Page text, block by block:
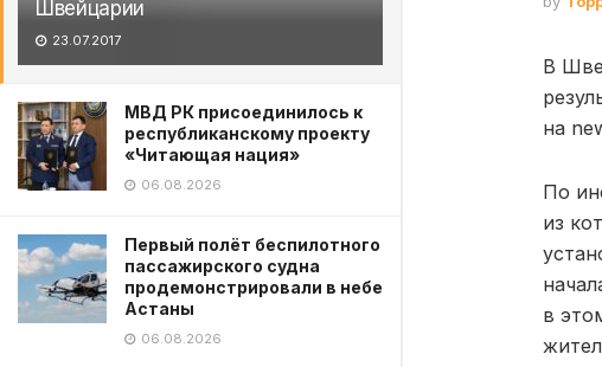
Швейцарии
23.07.2017
МВД РК присоединилось к
республиканскому проекту
«Читающая нация»
06.08.2026
Первый полёт беспилотного
пассажирского судна
продемонстрировали в небе
Астаны
06.08.2026
В
на
По
из
в